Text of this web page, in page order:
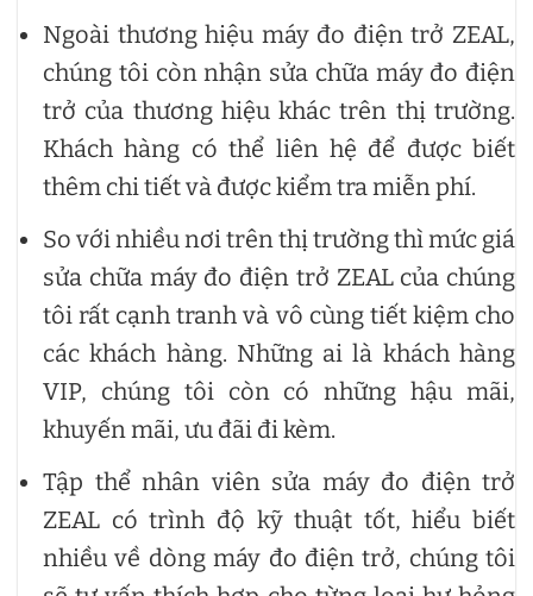
Ngoài thương hiệu máy đo điện trở ZEAL,
chúng tôi còn nhận sửa chữa máy đo điện
trở của thương hiệu khác trên thị trường.
Khách hàng có thể liên hệ để được biết
thêm chi tiết và được kiểm tra miễn phí.
So với nhiều nơi trên thị trường thì mức giá
sửa chữa máy đo điện trở ZEAL của chúng
tôi rất cạnh tranh và vô cùng tiết kiệm cho
các khách hàng. Những ai là khách hàng
VIP, chúng tôi còn có những hậu mãi,
khuyến mãi, ưu đãi đi kèm.
Tập thể nhân viên sửa máy đo điện trở
ZEAL có trình độ kỹ thuật tốt, hiểu biết
nhiều về dòng máy đo điện trở, chúng tôi